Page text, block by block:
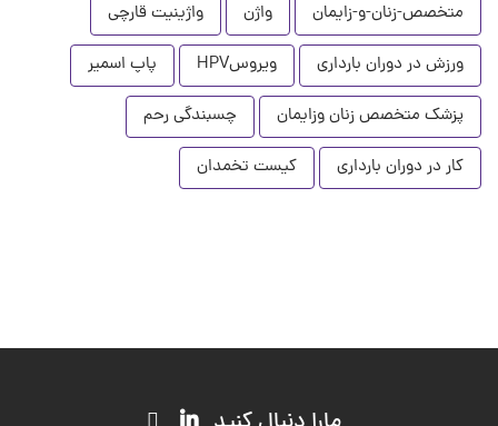
متخصص-زنان-و-زایمان
واژن
واژینیت قارچی
ورزش در دوران بارداری
ویروسHPV
پاپ اسمیر
پزشک متخصص زنان وزایمان
چسبندگی رحم
کار در دوران بارداری
کیست تخمدان